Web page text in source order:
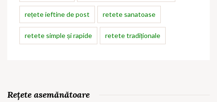
rețete ieftine de post retete sanatoase
retete simple și rapide retete tradiționale
Rețete asemănătoare